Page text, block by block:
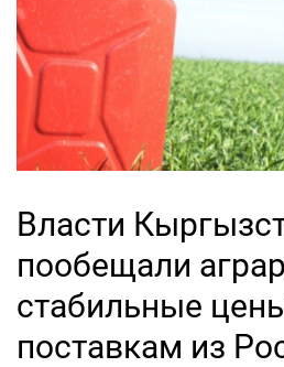
Власти
пообещали
стабильные
поставкам из